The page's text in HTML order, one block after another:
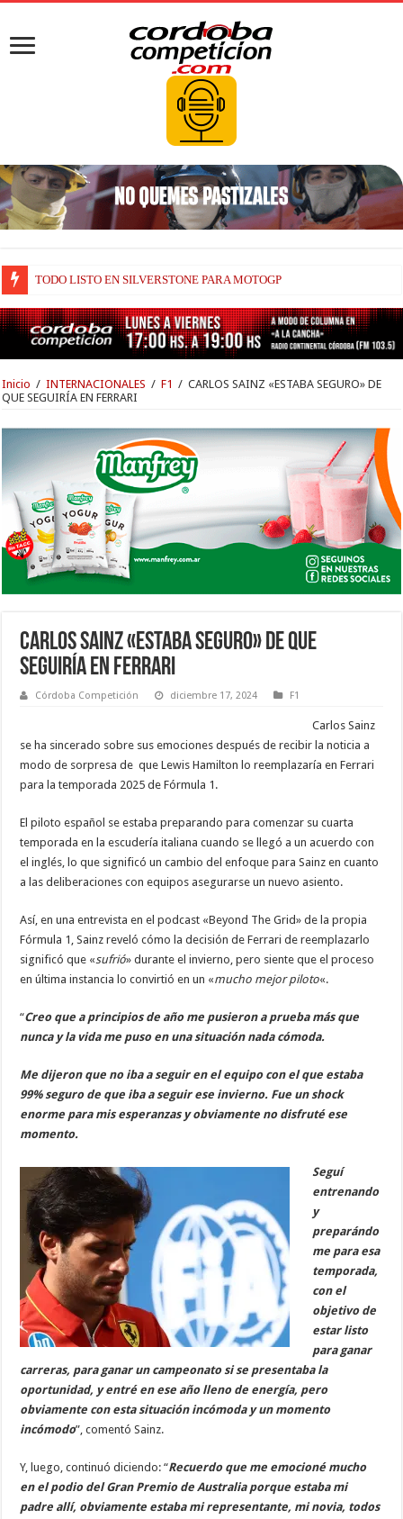
TODO LISTO EN SILVERSTONE PARA MOTOGP
BRIATORE BUSCA EXPLICACIONES DE POR QUÉ AÚN ALPINE NO
Inicio / INTERNACIONALES / F1 / CARLOS SAINZ «ESTABA SEGURO» DE
QUE SEGUIRÍA EN FERRARI
CARLOS SAINZ «ESTABA SEGURO» DE QUE
SEGUIRÍA EN FERRARI
Córdoba Competición diciembre 17, 2024 F1
Carlos Sainz
se ha sincerado sobre sus emociones después de recibir la noticia a
modo de sorpresa de que Lewis Hamilton lo reemplazaría en Ferrari
para la temporada 2025 de Fórmula 1.
El piloto español se estaba preparando para comenzar su cuarta
temporada en la escudería italiana cuando se llegó a un acuerdo con
el inglés, lo que significó un cambio del enfoque para Sainz en cuanto
a las deliberaciones con equipos asegurarse un nuevo asiento.
Así, en una entrevista en el podcast «Beyond The Grid» de la propia
Fórmula 1, Sainz reveló cómo la decisión de Ferrari de reemplazarlo
significó que «sufrió» durante el invierno, pero siente que el proceso
en última instancia lo convirtió en un «mucho mejor piloto«.
“Creo que a principios de año me pusieron a prueba más que
nunca y la vida me puso en una situación nada cómoda.
Me dijeron que no iba a seguir en el equipo con el que estaba
99% seguro de que iba a seguir ese invierno. Fue un shock
enorme para mis esperanzas y obviamente no disfruté ese
momento.
Seguí
entrenando
y
preparándo
me para esa
temporada,
con el
objetivo de
estar listo
para ganar
carreras, para ganar un campeonato si se presentaba la
oportunidad, y entré en ese año lleno de energía, pero
obviamente con esta situación incómoda y un momento
incómodo”, comentó Sainz.
Y, luego, continuó diciendo: “Recuerdo que me emocioné mucho
en el podio del Gran Premio de Australia porque estaba mi
padre allí, obviamente estaba mi representante, mi novia, todos